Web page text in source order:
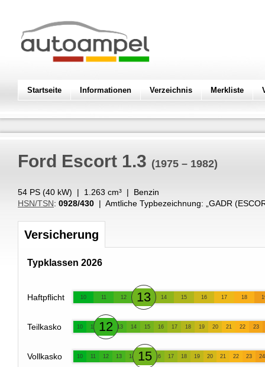
Startseite Informationen Verzeichnis Merkliste
Ford Escort 1.3 (1975 – 1982)
54 PS (40 kW) | 1.263 cm³ | Benzin
HSN/TSN: 0928/430 | Amtliche Typbezeichnung: „ GADR
Versicherung
Typklassen 2026
Haftpflicht 10 11 12 13 14 15 16 17 18
Teilkasko 10 11 12 13 14 15 16 17 18 19 20 21 22 23
Vollkasko 10 11 12 13 14 15 16 17 18 19 20 21 22 23 24